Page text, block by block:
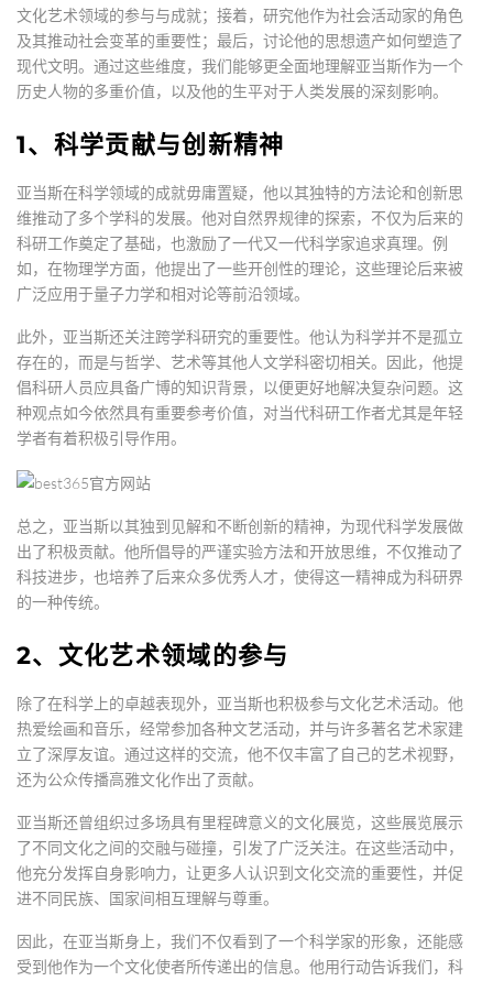
文化艺术领域的参与与成就；接着，研究他作为社会活动家的角色
及其推动社会变革的重要性；最后，讨论他的思想遗产如何塑造了
现代文明。通过这些维度，我们能够更全面地理解亚当斯作为一个
历史人物的多重价值，以及他的生平对于人类发展的深刻影响。
1、科学贡献与创新精神
亚当斯在科学领域的成就毋庸置疑，他以其独特的方法论和创新思
维推动了多个学科的发展。他对自然界规律的探索，不仅为后来的
科研工作奠定了基础，也激励了一代又一代科学家追求真理。例
如，在物理学方面，他提出了一些开创性的理论，这些理论后来被
广泛应用于量子力学和相对论等前沿领域。
此外，亚当斯还关注跨学科研究的重要性。他认为科学并不是孤立
存在的，而是与哲学、艺术等其他人文学科密切相关。因此，他提
倡科研人员应具备广博的知识背景，以便更好地解决复杂问题。这
种观点如今依然具有重要参考价值，对当代科研工作者尤其是年轻
学者有着积极引导作用。
总之，亚当斯以其独到见解和不断创新的精神，为现代科学发展做
出了积极贡献。他所倡导的严谨实验方法和开放思维，不仅推动了
科技进步，也培养了后来众多优秀人才，使得这一精神成为科研界
的一种传统。
2、文化艺术领域的参与
除了在科学上的卓越表现外，亚当斯也积极参与文化艺术活动。他
热爱绘画和音乐，经常参加各种文艺活动，并与许多著名艺术家建
立了深厚友谊。通过这样的交流，他不仅丰富了自己的艺术视野，
还为公众传播高雅文化作出了贡献。
亚当斯还曾组织过多场具有里程碑意义的文化展览，这些展览展示
了不同文化之间的交融与碰撞，引发了广泛关注。在这些活动中，
他充分发挥自身影响力，让更多人认识到文化交流的重要性，并促
进不同民族、国家间相互理解与尊重。
因此，在亚当斯身上，我们不仅看到了一个科学家的形象，还能感
受到他作为一个文化使者所传递出的信息。他用行动告诉我们，科